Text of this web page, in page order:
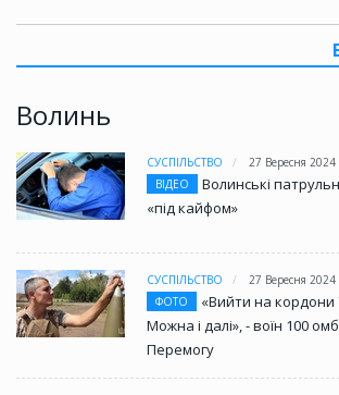
Волинь
СУСПІЛЬСТВО
27 Вересня
ВІДЕО
Волинські
«під кайфом»
СУСПІЛЬСТВО
27 Вересня
ФОТО
«Вийти на кордони
Можна і далі», - воїн 100
Перемогу